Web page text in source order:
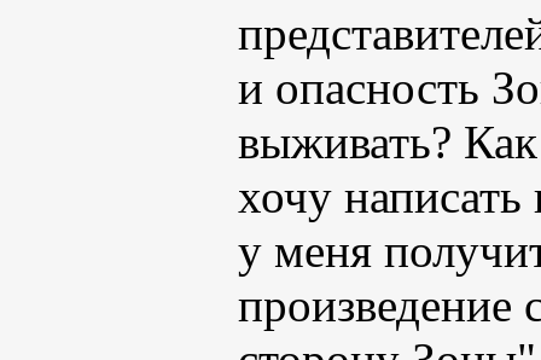
и опасность
выживать?
хочу
у меня
произведение